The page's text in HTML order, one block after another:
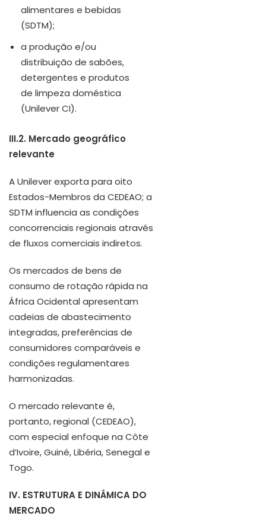
alimentares e bebidas
(SDTM);
a produção e/ou
distribuição de sabões,
detergentes e produtos
de limpeza doméstica
(Unilever CI).
III.2. Mercado geográfico
relevante
A Unilever exporta para oito
Estados-Membros da CEDEAO; a
SDTM influencia as condições
concorrenciais regionais através
de fluxos comerciais indiretos.
Os mercados de bens de
consumo de rotação rápida na
África Ocidental apresentam
cadeias de abastecimento
integradas, preferências de
consumidores comparáveis e
condições regulamentares
harmonizadas.
O mercado relevante é,
portanto, regional (CEDEAO),
com especial enfoque na Côte
d’Ivoire, Guiné, Libéria, Senegal e
Togo.
IV. ESTRUTURA E DINÂMICA DO
MERCADO